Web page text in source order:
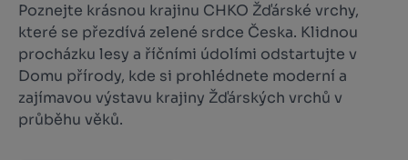
Poznejte krásnou krajinu CHKO Žďárské vrchy,
které se přezdívá zelené srdce Česka. Klidnou
procházku lesy a říčními údolími odstartujte v
Domu přírody, kde si prohlédnete moderní a
zajímavou výstavu krajiny Žďárských vrchů v
průběhu věků.